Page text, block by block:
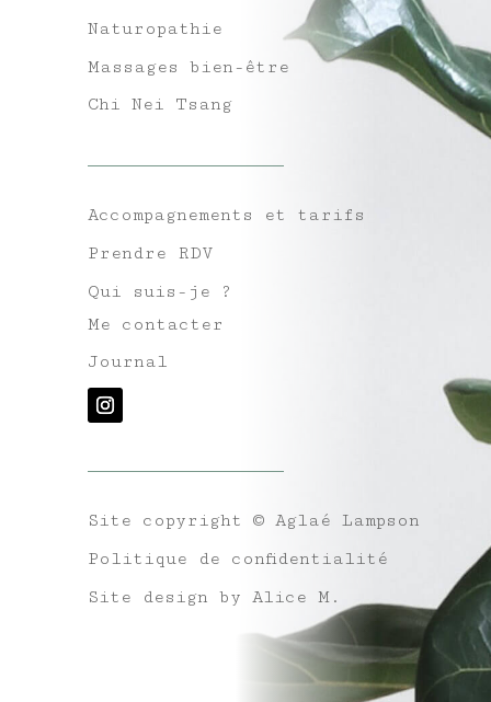
Naturopathie
Massages bien-être
Chi Nei Tsang
Accompagnements et tarifs
Prendre RDV
Qui suis-je ?
Me contacter
Journal
Site copyright © Aglaé Lampson
Politique de confidentialité
Site design by Alice M.